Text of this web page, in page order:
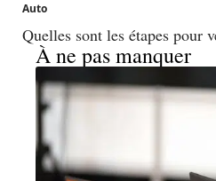
Auto
Quelles sont les étapes pour
À ne pas manquer